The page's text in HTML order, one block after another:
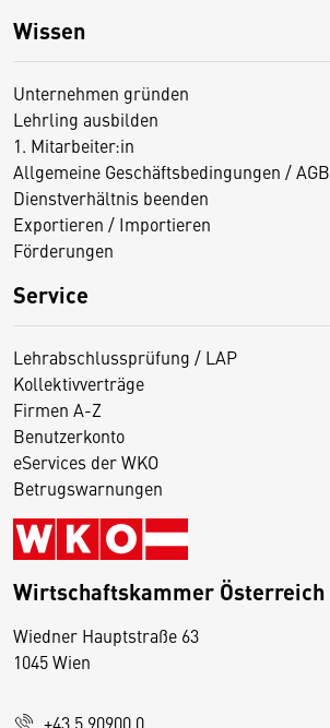
Wissen
Unternehmen gründen
Lehrling ausbilden
1. Mitarbeiter:in
Allgemeine Geschäftsbedingungen / AGB
Dienstverhältnis beenden
Exportieren / Importieren
Förderungen
Service
Lehrabschlussprüfung / LAP
Kollektivverträge
Firmen A-Z
Benutzerkonto
eServices der WKO
Betrugswarnungen
Wirtschaftskammer Österreich
Wiedner Hauptstraße 63
1045 Wien
+43 5 90900 0
D